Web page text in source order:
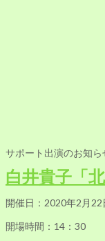
サポート出演のお知ら
白井貴子「
開催日：2020年2月22
開場時間：14：30